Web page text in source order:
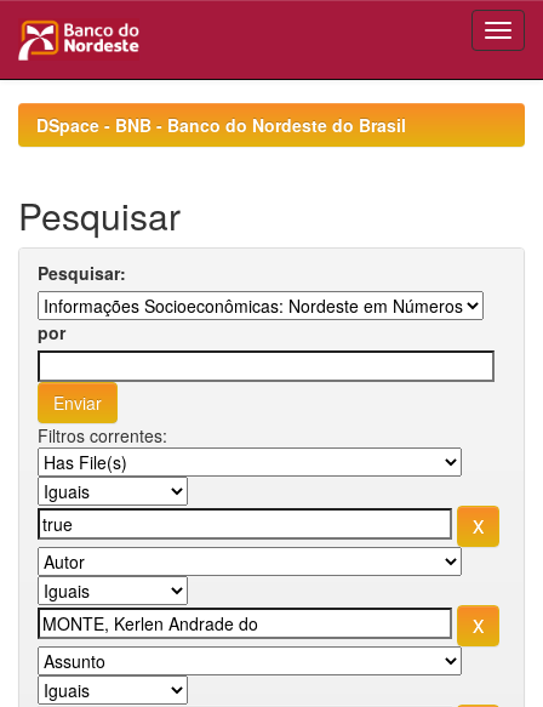
navigationDSpace - BNB - Banco do Nordeste do Brasil
Pesquisar
Pesquisar:
por
Filtros correntes: